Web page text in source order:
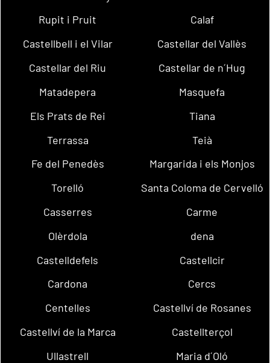
Rupit i Pruit
Calaf
Castellbell i el Vilar
Castellar del Vallès
Castellar del Riu
Castellar de n´Hug
Matadepera
Masquefa
Els Prats de Rei
Tiana
Terrassa
Teià
Fe del Penedès
Margarida i els Monjos
Torelló
Santa Coloma de Cervelló
Casserres
Carme
Olèrdola
dena
Castelldefels
Castellcir
Cardona
Cercs
Centelles
Castellví de Rosanes
Castellví de la Marca
Castellterçol
Ullastrell
Maria d´Oló